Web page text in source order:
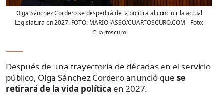
Olga Sánchez Cordero se despedirá de la política al concluir la actual
Legislatura en 2027. FOTO: MARIO JASSO/CUARTOSCURO.COM - Foto:
Cuartoscuro
Después de una trayectoria de décadas en el servicio
público, Olga Sánchez Cordero anunció que se
retirará de la vida política en 2027.